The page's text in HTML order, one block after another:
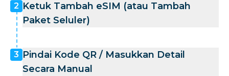
2 Ketuk Tambah eSIM (atau Tambah
Paket Seluler)
3 Pindai Kode QR / Masukkan Detail
Secara Manual